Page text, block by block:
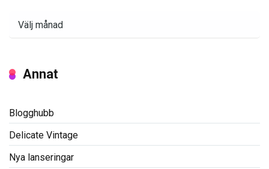
Annat
Blogghubb
Delicate Vintage
Nya lanseringar